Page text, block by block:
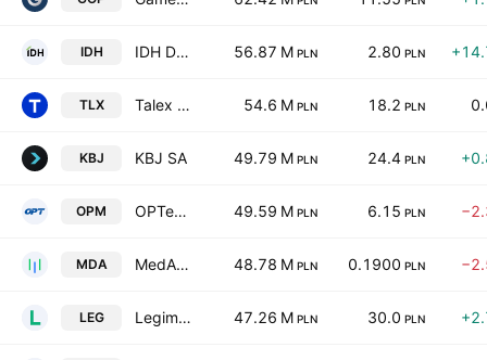
IDH IDH DEVELOPMENT S.A. 56.87 M PLN 2.80 PLN
TLX Talex S.A. 54.6 M PLN 18.2 PLN
KBJ KBJ SA 49.79 M PLN 24.4 PLN
OPM OPTeam S.A. 49.59 M PLN 6.15 PLN
MDA MedApp SA 48.78 M PLN 0.1900 PLN
LEG Legimi Spolka Akcyjna 47.26 M PLN 30.0 PLN